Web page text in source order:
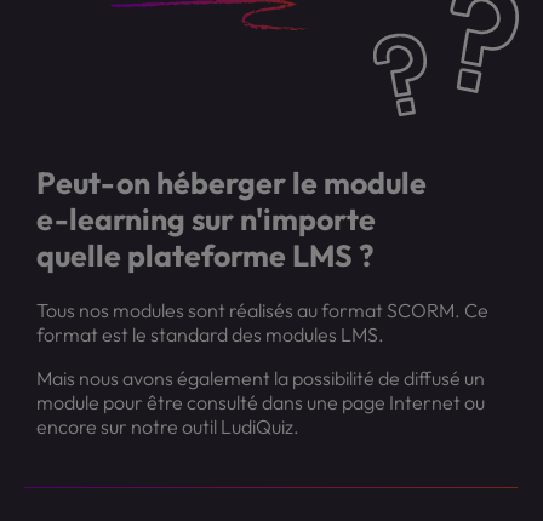
Peut-on héberger le module
e-learning sur n'importe
quelle plateforme LMS ?
Tous nos modules sont réalisés au format SCORM. Ce
format est le standard des modules LMS.
Mais nous avons également la possibilité de diffusé un
module pour être consulté dans une page Internet ou
encore sur notre outil LudiQuiz.